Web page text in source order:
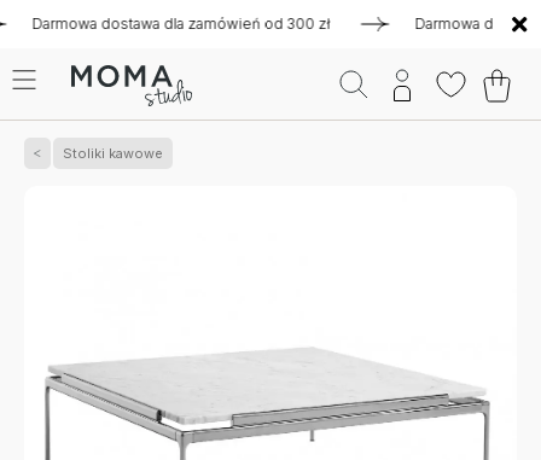
dostawa dla zamówień od 300 zł Darmowa dostawa
Stoliki kawowe